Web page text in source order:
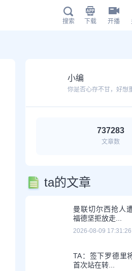
搜索 下载 开播
小编
737283
文章数
ta的文章
曼联切尔西抢人
福德坚拒放走...
2026-08-09 17:31:26
TA：签下罗德里
首次站在转...